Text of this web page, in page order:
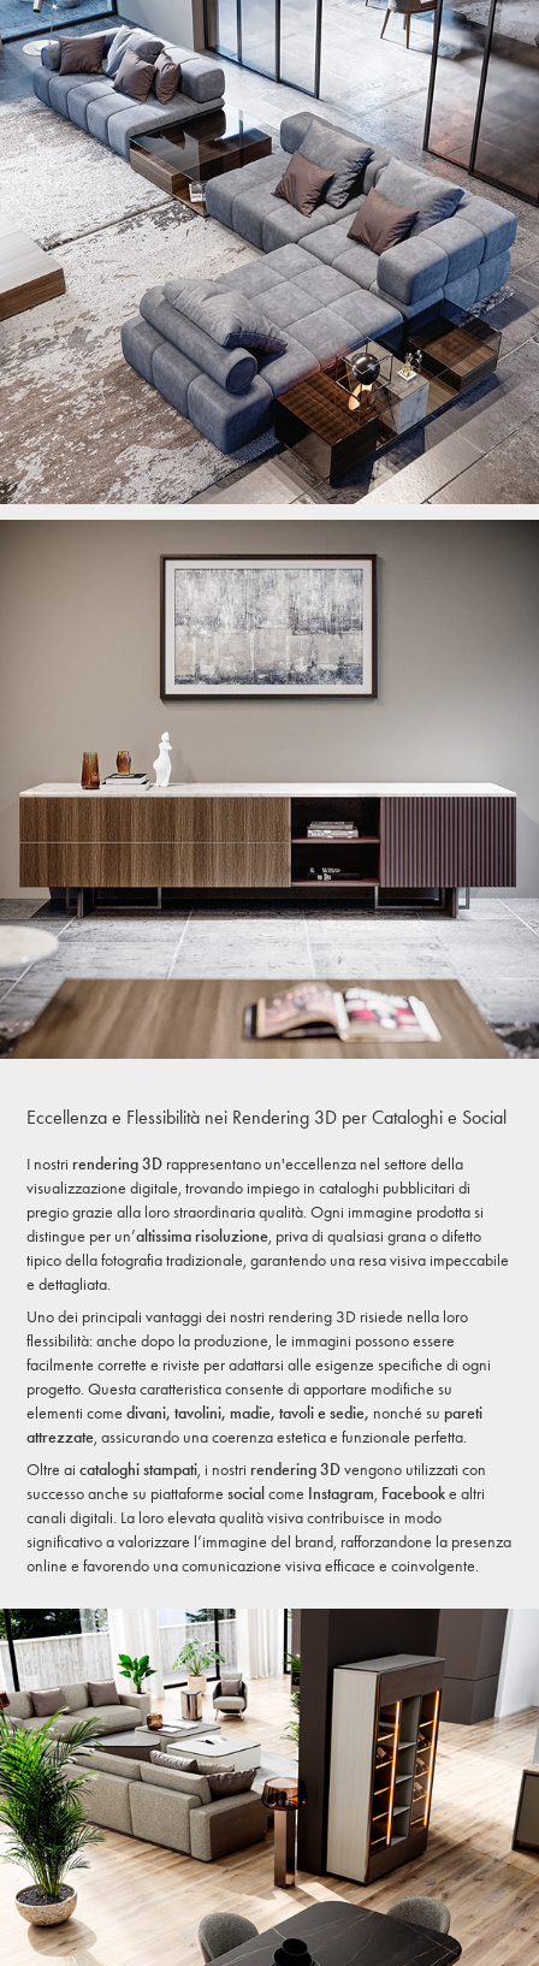
Eccellenza e Flessibilità nei Rendering 3D per Cataloghi e Social
I nostrirendering 3D rappresentano un'eccellenza nel settore della
visualizzazione digitale, trovando impiego in cataloghi pubblicitari di
pregio grazie alla loro straordinaria qualità. Ogni immagine prodotta si
distingue per un’altissima risoluzione, priva di qualsiasi grana o difetto
tipico della fotografia tradizionale, garantendo una resa visiva impeccabile
e dettagliata.
Uno dei principali vantaggi dei nostri rendering 3D risiede nella loro
flessibilità: anche dopo la produzione, le immagini possono essere
facilmente corrette e riviste per adattarsi alle esigenze specifiche di ogni
progetto. Questa caratteristica consente di apportare modifiche su
elementi comedivani, tavolini, madie, tavoli e sedie, nonché supareti
attrezzate, assicurando una coerenza estetica e funzionale perfetta.
Oltre aicataloghi stampati, i nostrirendering 3Dvengono utilizzati con
successo anche su piattaformesocial come Instagram, Facebooke altri
canali digitali. La loro elevata qualità visiva contribuisce in modo
significativo a valorizzare l’immagine del brand, rafforzandone la presenza
online e favorendo una comunicazione visiva efficace e coinvolgente.